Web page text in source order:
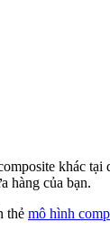
khác tại
hàng của bạn.
thẻ mô hình